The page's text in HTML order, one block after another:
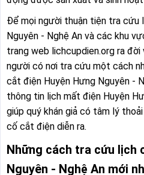
Để mọi người thuận tiện tra cứu
Nguyên - Nghệ An và các khu
trang web lichcupdien.org ra đời
người có nơi tra cứu một cách
cắt điện Huyện Hưng Nguyên -
thông tin lịch mất điện Huyện
giúp quý khán giả có tâm lý
cố cắt điện diễn ra.
Những cách tra cứu lịch
Nguyên - Nghệ An mới